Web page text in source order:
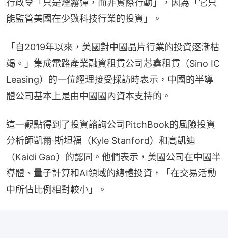
能監管美國在少數科技行業的投資」。
「自2019年以來，美國對中國晶片行業的投資逐漸枯
竭。」集成電路產業融資租賃公司芯鑫租賃（Sino IC
Leasing）的一位經理接受採訪時表示，中國的半導
體公司基本上是由中國國內資本支持的。
這一觀點得到了投資諮詢公司PitchBook的風險投資
分析師凱爾·斯坦福（Kyle Stanford）和高凱迪
（Kaidi Gao）的認同。他們表示，美國公司在中國半
導體、量子計算和AI領域的總體投資，「在交易活動
中所佔比例相對較小」。